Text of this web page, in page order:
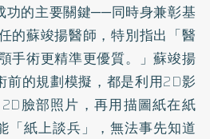
功的主要關鍵──同時身兼彰基
的蘇竣揚醫師，特別指出「醫
手術更精準更優質。」蘇竣揚
前的規劃模擬，都是利用2D影
臉部照片，再用描圖紙在紙
「紙上談兵」，無法事先知道